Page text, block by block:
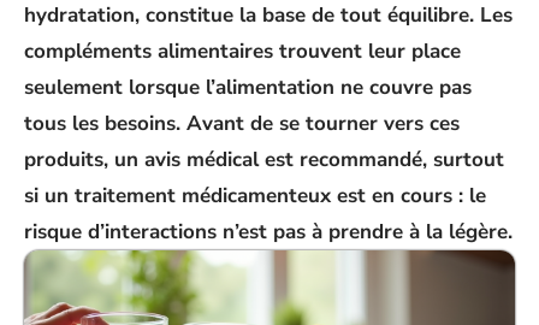
hydratation, constitue la base de tout équilibre. Les
compléments alimentaires trouvent leur place
seulement lorsque l’alimentation ne couvre pas
tous les besoins. Avant de se tourner vers ces
produits, un avis médical est recommandé, surtout
si un traitement médicamenteux est en cours : le
risque d’interactions n’est pas à prendre à la légère.